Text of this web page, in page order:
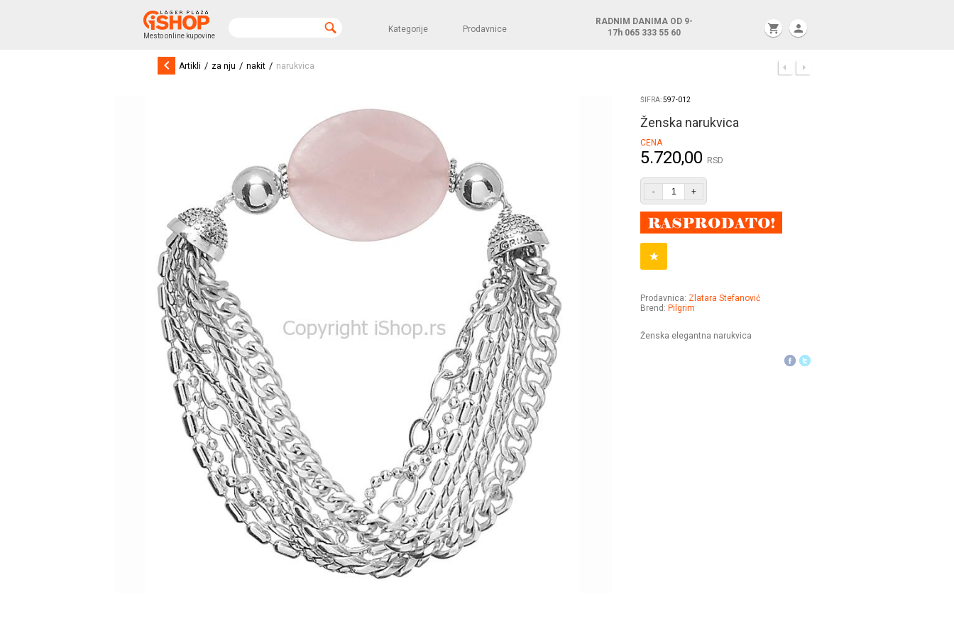
Mesto online kupovine
Kategorije Prodavnice
RADNIM DANIMA OD 9-
17h 065 333 55 60 shopping_cart person
keyboard_arrow_left Artikli / za nju / nakit / narukvica
ŠIFRA:597-012
Ženska narukvica
CENA
5.720,00 RSD
- +
Prodavnica: Zlatara Stefanović
Brend: Pilgrim
Ženska elegantna narukvica